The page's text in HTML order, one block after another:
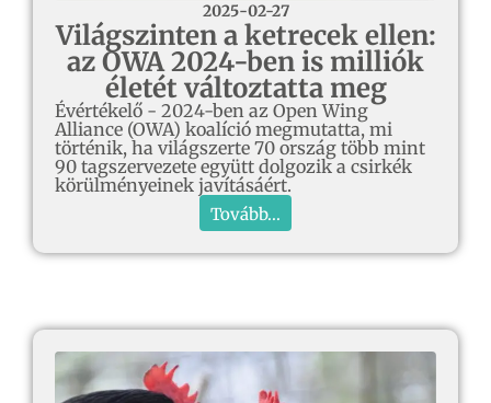
2025-02-27
Világszinten a ketrecek ellen:
az OWA 2024-ben is milliók
életét változtatta meg
Évértékelő - 2024-ben az Open Wing
Alliance (OWA) koalíció megmutatta, mi
történik, ha világszerte 70 ország több mint
90 tagszervezete együtt dolgozik a csirkék
körülményeinek javításáért.
Tovább...